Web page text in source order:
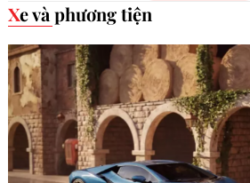
Xe và phương tiện